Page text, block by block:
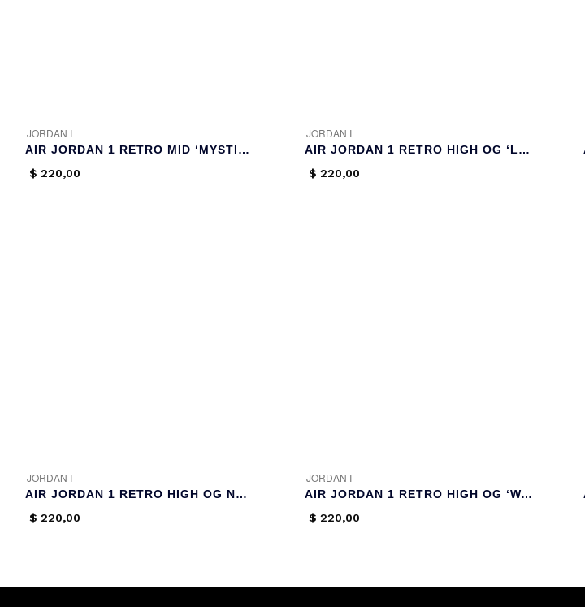
JORDAN I
AIR JORDAN 1 RETRO MID ‘MYSTIC GREEN’
$ 220,00
JORDAN I
AIR JORDAN 1 RETRO HIGH OG ‘LUCKY GREEN’
$ 220,00
JORDAN I
AIR JORDAN 1 RETRO HIGH OG NRG ‘GOLD TOE’
$ 220,00
JORDAN I
AIR JORDAN 1 RETRO HIGH OG ‘WASHED BLACK’
$ 220,00